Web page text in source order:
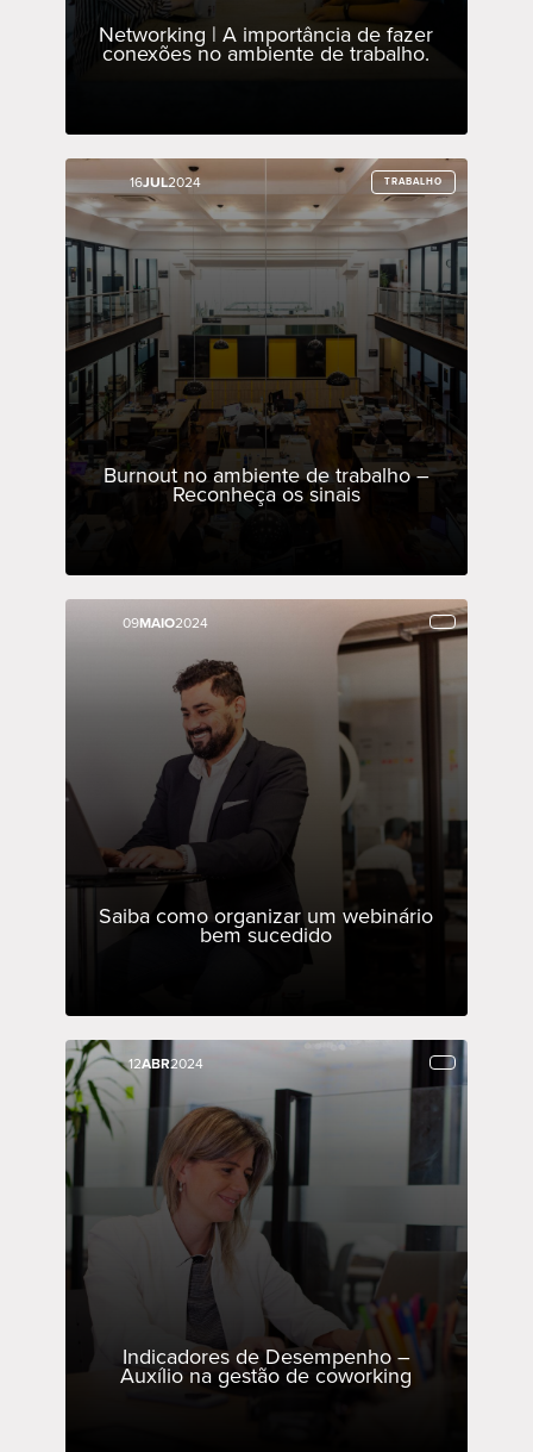
Networking | A importância de fazer
conexões no ambiente de trabalho.
16JUL2024 TRABALHO
Burnout no ambiente de trabalho –
Reconheça os sinais
16JUL2024 TRABALHO
09MAIO2024
Saiba como organizar um webinário
bem sucedido
09MAIO2024
12ABR2024
Indicadores de Desempenho –
Auxílio na gestão de coworking
12ABR2024